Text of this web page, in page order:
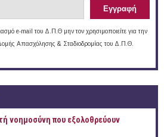
e-mail του Δ.Π.Θ μην τον χρησιμοποιείτε για την
Απασχόλησης & Σταδιοδρομίας του Δ.Π.Θ.
νοημοσύνη που εξολοθρεύουν